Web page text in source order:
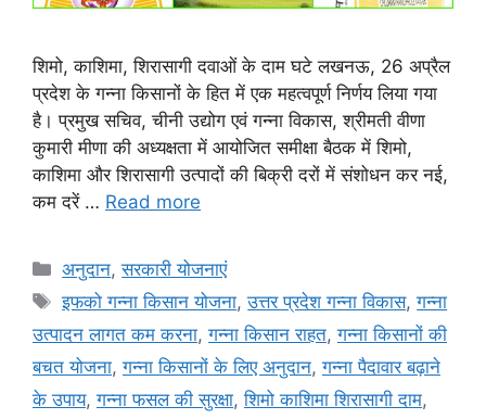
शिमो, काशिमा, शिरासागी दवाओं के दाम घटे लखनऊ, 26 अप्रैल
प्रदेश के गन्ना किसानों के हित में एक महत्वपूर्ण निर्णय लिया गया
है। प्रमुख सचिव, चीनी उद्योग एवं गन्ना विकास, श्रीमती वीणा
कुमारी मीणा की अध्यक्षता में आयोजित समीक्षा बैठक में शिमो,
काशिमा और शिरासागी उत्पादों की बिक्री दरों में संशोधन कर नई,
कम दरें … Read more
अनुदान,सरकारी योजनाएं
इफको गन्ना किसान योजना,उत्तर प्रदेश गन्ना विकास,गन्ना
उत्पादन लागत कम करना,गन्ना किसान राहत,गन्ना किसानों की
बचत योजना,गन्ना किसानों के लिए अनुदान,गन्ना पैदावार बढ़ाने
के उपाय,गन्ना फसल की सुरक्षा,शिमो काशिमा शिरासागी दाम,